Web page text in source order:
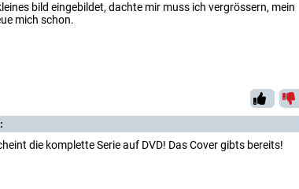
bild eingebildet, dachte mir muss ich vergrössern, mein
mich schon.
die komplette Serie auf DVD! Das Cover gibts bereits!